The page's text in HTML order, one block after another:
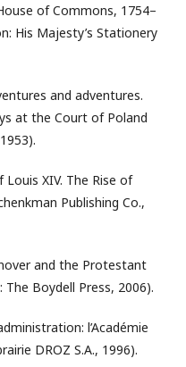
of Commons, 1754–
His Majesty’s Stationery
and adventures.
at the Court of Poland
Louis XIV. The Rise of
Publishing Co.,
and the Protestant
Boydell Press, 2006).
l’Académie
DROZ S.A., 1996).